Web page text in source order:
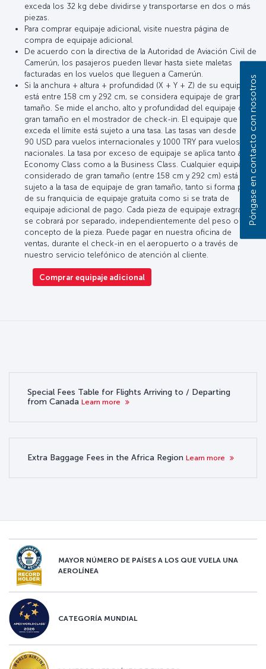
exceda los 32 kg debe dividirse y transportarse en dos o más
piezas.
Para comprar equipaje adicional, visite nuestra página de
compra de equipaje adicional.
De acuerdo con la directiva de la Autoridad de Aviación Civil de
Camerún, los pasajeros pueden llevar hasta siete maletas
facturadas en los vuelos que lleguen a Camerún.
Si la anchura + altura + profundidad (X + Y + Z) de su equipaje
está entre 158 cm y 292 cm, se considera equipaje de gran
tamaño. Se mide el ancho, alto y profundidad del equipaje de
gran tamaño en el mostrador de check-in. El equipaje que
exceda el límite está sujeto a una tasa. Las tasas van desde
90 USD para vuelos internacionales y 1000 TRY para vuelos
nacionales. La tasa por exceso de equipaje se aplica tanto a la
Economy Class como a la Business Class. Cualquier equipaje
considerado de gran tamaño (entre 158 cm y 292 cm) está
sujeto a la tasa de equipaje de gran tamaño, tanto si forma parte
de su franquicia de equipaje gratuita como si se trata de
equipaje adicional de pago. Cada pieza de equipaje extragrande
se cobrará por separado, independientemente del peso o el
concepto de la pieza. Puede pagar en nuestra oficina de
ventas, durante el check-in en el aeropuerto o a través de
nuestro servicio telefónico de atención al cliente.
Comprar equipaje adicional
Special Fees Table for Flights Arriving to / Departing
from Canada Learn more
Extra Baggage Fees in the Africa Region Learn more
MAYOR NÚMERO DE PAÍSES A LOS QUE VUELA UNA
AEROLÍNEA
CATEGORÍA MUNDIAL
Póngase en contacto con nosotros